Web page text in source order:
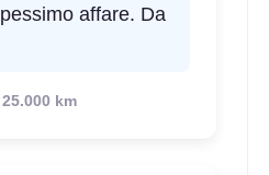
affare. Da
25.000 km